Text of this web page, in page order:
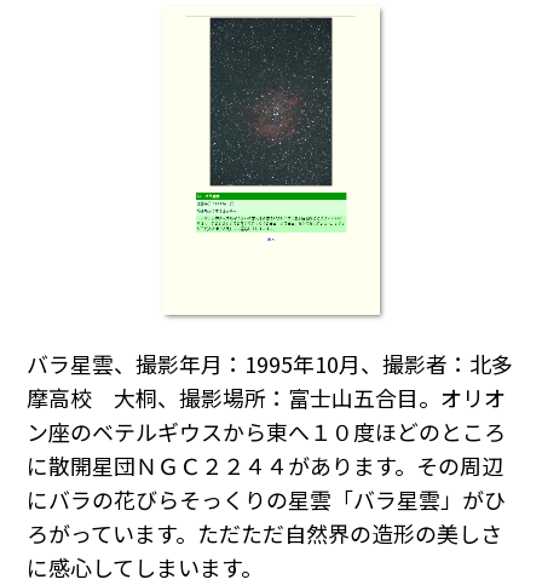
バラ星雲、撮影年月：1995年10月、撮影者：北多
摩高校 大桐、撮影場所：富士山五合目。オリオ
ン座のベテルギウスから東へ１０度ほどのところ
に散開星団ＮＧＣ２２４４があります。その周辺
にバラの花びらそっくりの星雲「バラ星雲」がひ
ろがっています。ただただ自然界の造形の美しさ
に感心してしまいます。